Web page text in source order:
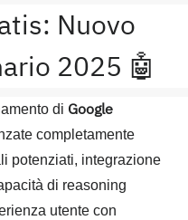
Nuovo
2025 🤖
di Google
completamente
potenziati, integrazione
di reasoning
utente con